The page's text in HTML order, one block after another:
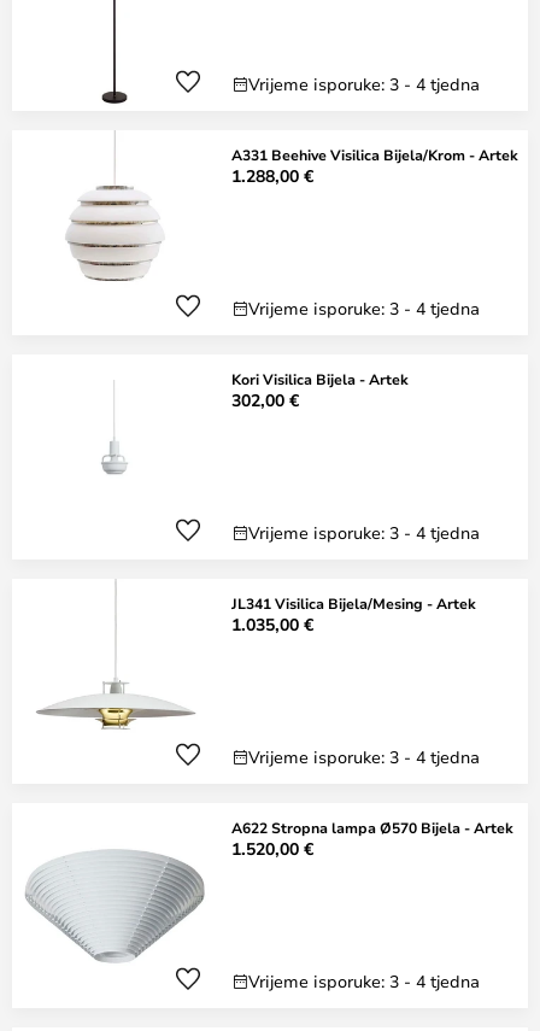
Vrijeme isporuke: 3 - 4 tjedna
A331 Beehive Visilica Bijela/Krom - Artek
1.288,00 €
Vrijeme isporuke: 3 - 4 tjedna
Kori Visilica Bijela - Artek
302,00 €
Vrijeme isporuke: 3 - 4 tjedna
JL341 Visilica Bijela/Mesing - Artek
1.035,00 €
Vrijeme isporuke: 3 - 4 tjedna
A622 Stropna lampa Ø570 Bijela - Artek
1.520,00 €
Vrijeme isporuke: 3 - 4 tjedna